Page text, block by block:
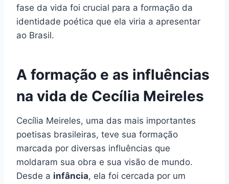
fase da vida foi crucial para a formação da
identidade poética que ela viria a apresentar
ao Brasil.
A formação e as influências
na vida de Cecília Meireles
Cecília Meireles, uma das mais importantes
poetisas brasileiras, teve sua formação
marcada por diversas influências que
moldaram sua obra e sua visão de mundo.
Desde a infância, ela foi cercada por um